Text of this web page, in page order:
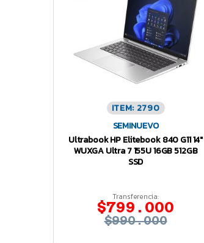
ITEM: 2790
SEMINUEVO
Ultrabook HP Elitebook 840 G11 14″
WUXGA Ultra 7 155U 16GB 512GB
SSD
Transferencia:
$799.000
$990.000